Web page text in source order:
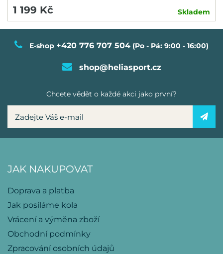
1 199 Kč Skladem
E-shop +420 776 707 504 (Po - Pá: 9:00 - 16:00)
shop@heliasport.cz
Chcete vědět o každé akci jako první?
JAK NAKUPOVAT
Doprava a platba
Jak posíláme kola
Vrácení a výměna zboží
Obchodní podmínky
Zpracování osobních údajů